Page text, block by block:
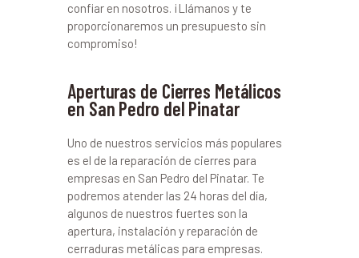
confiar en nosotros. ¡Llámanos y te
proporcionaremos un presupuesto sin
compromiso!
Aperturas de Cierres Metálicos
en San Pedro del Pinatar
Uno de nuestros servicios más populares
es el de la reparación de cierres para
empresas en San Pedro del Pinatar. Te
podremos atender las 24 horas del día,
algunos de nuestros fuertes son la
apertura, instalación y reparación de
cerraduras metálicas para empresas.